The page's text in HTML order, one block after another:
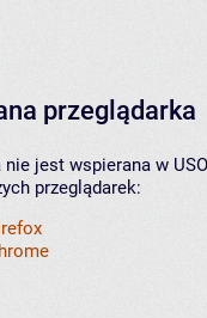
przeglądarka
nie jest wspierana w
przeglądarek: